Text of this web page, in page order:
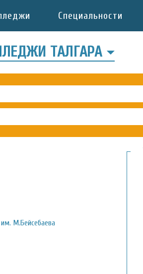
Специальности
ТАЛГАРА
М.Бейсебаева